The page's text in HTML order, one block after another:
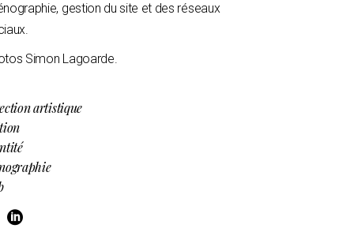
gestion du site et des réseaux
Simon Lagoarde.
artistique